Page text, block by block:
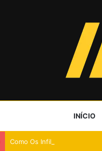
INÍCIO
Como Os Infiltrados